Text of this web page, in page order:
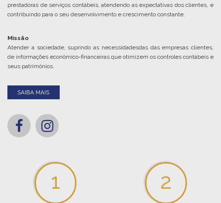
prestadoras de serviços contábeis, atendendo as expectativas dos clientes, e
contribuindo para o seu desenvolvimento e crescimento constante.
Missão
Atender a sociedade, suprindo as necessidadesdas das empresas clientes,
de informações econômico-financeiras que otimizem os controles contábeis e
seus patrimônios.
SAIBA MAIS